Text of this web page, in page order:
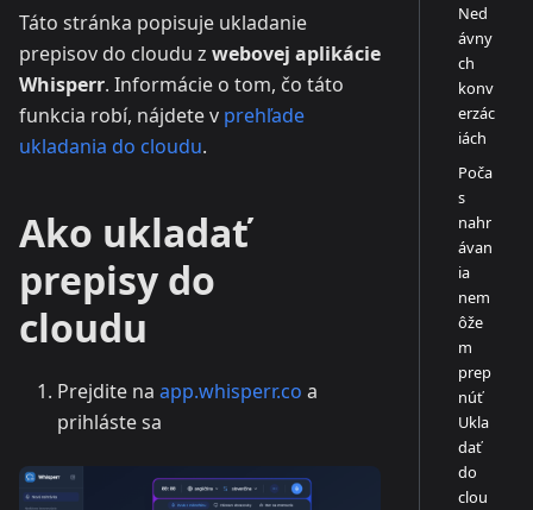
Táto stránka popisuje ukladanie
prepisov do cloudu z webovej aplikácie
Whisperr. Informácie o tom, čo táto
funkcia robí, nájdete v prehľade
ukladania do cloudu.
Ako ukladať
prepisy do
cloudu
Prejdite na app.whisperr.co a
prihláste sa
Ned
ávny
ch
konv
erzác
iách
Poča
s
nahr
ávan
ia
nem
ôže
m
prep
núť
Ukla
dať
do
clou